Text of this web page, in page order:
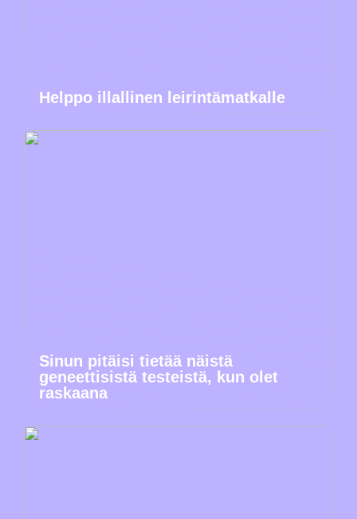
Helppo illallinen leirintämatkalle
Sinun pitäisi tietää näistä
geneettisistä testeistä, kun olet
raskaana